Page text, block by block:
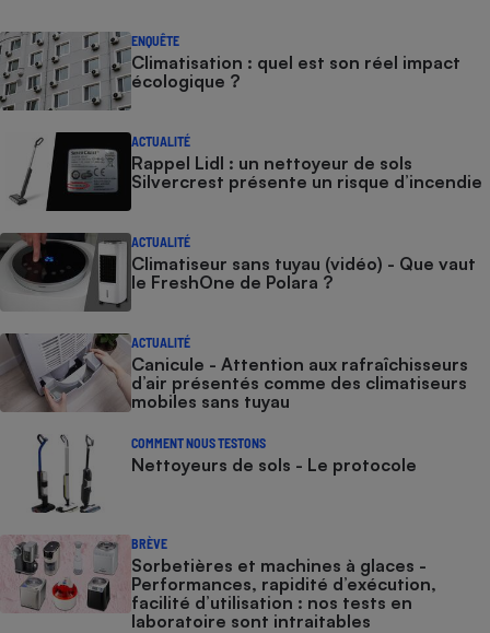
ENQUÊTE
Climatisation : quel est son réel impact
écologique ?
ACTUALITÉ
Rappel Lidl : un nettoyeur de sols
Silvercrest présente un risque d’incendie
ACTUALITÉ
Climatiseur sans tuyau (vidéo) - Que vaut
le FreshOne de Polara ?
ACTUALITÉ
Canicule - Attention aux rafraîchisseurs
d’air présentés comme des climatiseurs
mobiles sans tuyau
COMMENT NOUS TESTONS
Nettoyeurs de sols - Le protocole
BRÈVE
Sorbetières et machines à glaces​​​​​​ -
Performances, rapidité d’exécution,
facilité d’utilisation : nos tests en
laboratoire sont intraitables